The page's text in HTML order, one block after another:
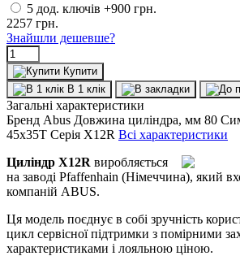
5 дод. ключів +900 грн.
2257 грн.
Знайшли дешевше?
Купити
В 1 клік
Загальні характеристики
Бренд Abus Довжина циліндра, мм 80
45x35T Серія X12R Всі характеристики
Циліндр X12R виробляється
на заводі Pfaffenhain (Німеччина), який
компаній ABUS.
Ця модель поєднує в собі зручність
цикл сервісної підтримки з помірними
характеристиками і лояльною ціною.